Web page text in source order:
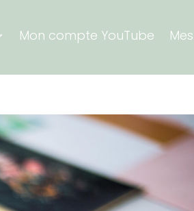
Mon compte YouTube